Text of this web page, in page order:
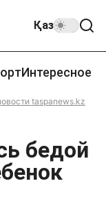
Қаз
Интересное
taspanews.kz
бедой